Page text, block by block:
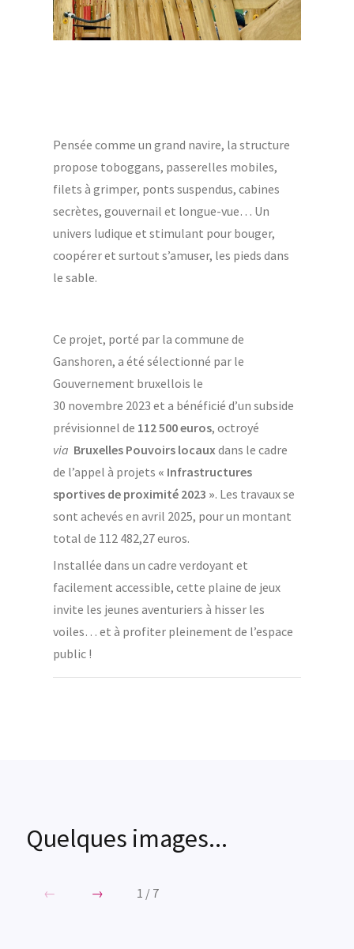
Pensée comme un grand navire, la structure
propose toboggans, passerelles mobiles,
filets à grimper, ponts suspendus, cabines
secrètes, gouvernail et longue-vue… Un
univers ludique et stimulant pour bouger,
coopérer et surtout s’amuser, les pieds dans
le sable.
Ce projet, porté par la commune de
Ganshoren, a été sélectionné par le
Gouvernement bruxellois le
30 novembre 2023 et a bénéficié d’un subside
prévisionnel de 112 500 euros, octroyé
via Bruxelles Pouvoirs locauxdans le cadre
de l’appel à projets « Infrastructures
sportives de proximité 2023 ». Les travaux se
sont achevés en avril 2025, pour un montant
total de 112 482,27 euros.
Installée dans un cadre verdoyant et
facilement accessible, cette plaine de jeux
invite les jeunes aventuriers à hisser les
voiles… et à profiter pleinement de l’espace
public !
Quelques images...
← → 1 / 7